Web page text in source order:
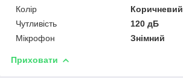
Колір
Коричневий
Чутливість
120 дБ
Мікрофон
Знімний
Приховати